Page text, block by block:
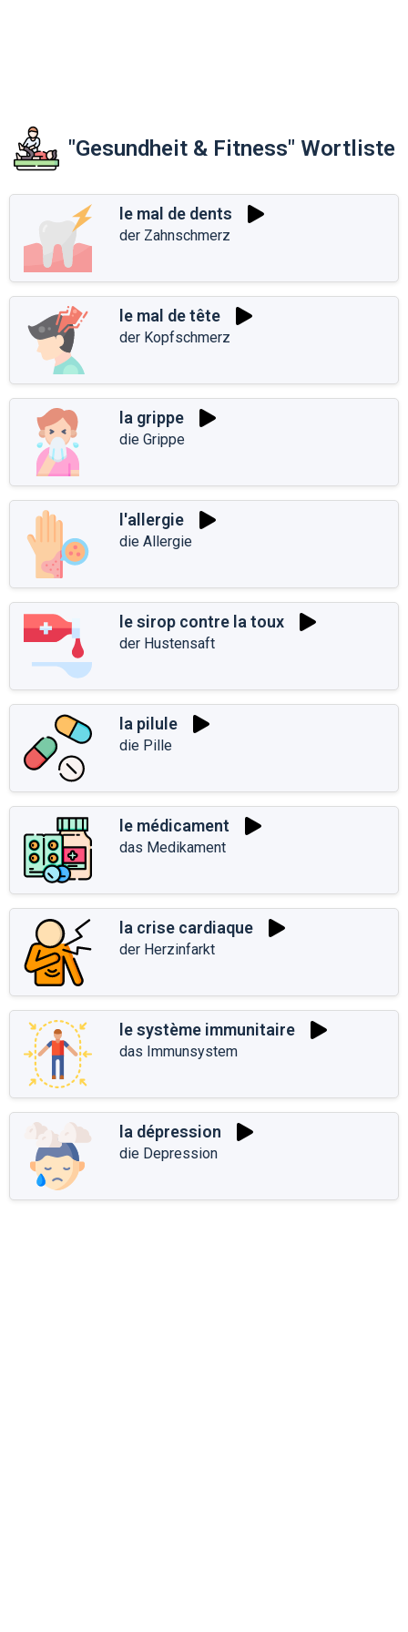
"Gesundheit & Fitness" Wortliste
le mal de dents
der Zahnschmerz
le mal de tête
der Kopfschmerz
la grippe
die Grippe
l'allergie
die Allergie
le sirop contre la toux
der Hustensaft
la pilule
die Pille
le médicament
das Medikament
la crise cardiaque
der Herzinfarkt
le système immunitaire
das Immunsystem
la dépression
die Depression